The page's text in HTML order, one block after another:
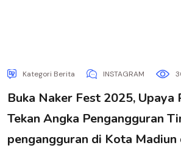
Kategori Berita INSTAGRAM
Buka Naker Fest 2025, Upaya
Tekan Angka Pengangguran
pengangguran di Kota